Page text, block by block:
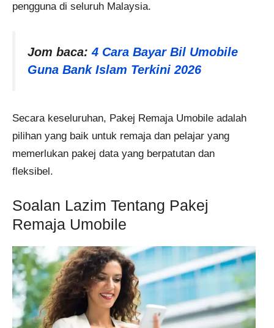
pengguna di seluruh Malaysia​.
Jom baca: 4 Cara Bayar Bil Umobile
Guna Bank Islam Terkini 2026
Secara keseluruhan, Pakej Remaja Umobile adalah
pilihan yang baik untuk remaja dan pelajar yang
memerlukan pakej data yang berpatutan dan
fleksibel.
Soalan Lazim Tentang Pakej
Remaja Umobile